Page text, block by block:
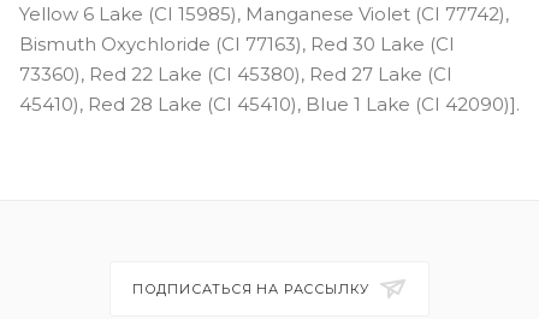
Yellow 6 Lake (CI 15985), Manganese Violet (CI 77742),
Bismuth Oxychloride (CI 77163), Red 30 Lake (CI
73360), Red 22 Lake (CI 45380), Red 27 Lake (CI
45410), Red 28 Lake (CI 45410), Blue 1 Lake (CI 42090)].
ПОДПИСАТЬСЯ НА РАССЫЛКУ